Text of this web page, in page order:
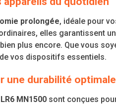
prolongée, idéale pour
elles garantissent
plus encore. Que vous
vos dispositifs essentiels.
une durabilité optimale
MN1500 sont conçues